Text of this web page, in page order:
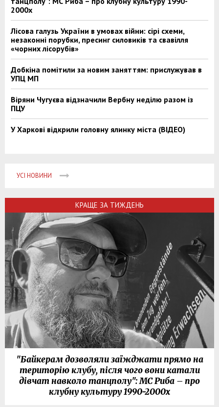
2000х
Лісова галузь України в умовах війни: сірі схеми,
незаконні порубки, пресинг силовиків та свавілля
«чорних лісорубів»
Добкіна помітили за новим заняттям: прислужував в
УПЦ МП
Віряни Чугуєва відзначили Вербну неділю разом із
ПЦУ
У Харкові відкрили головну ялинку міста (ВІДЕО)
УСІ НОВИНИ
КРАЩЕ ЗА ТИЖДЕНЬ
"Байкерам дозволяли заїжджати прямо на
територію клубу, після чого вони катали
дівчат навколо танцполу": МС Риба – про
клубну культуру 1990-2000х